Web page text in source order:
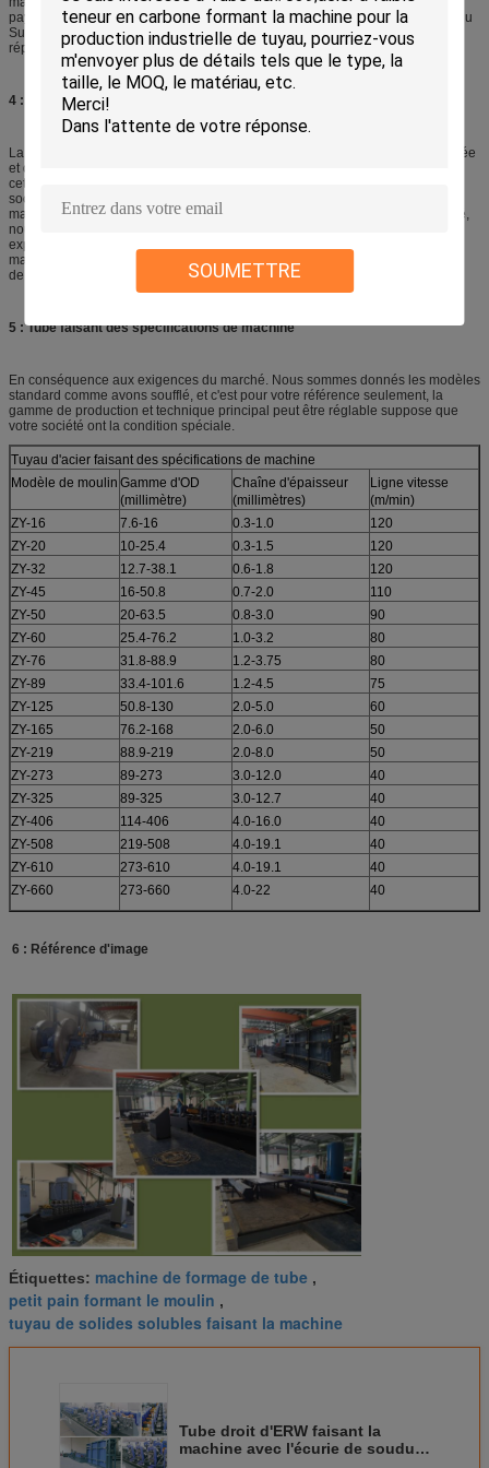
SOUMETTRE
pays, le marché principal comme l'Asie, en Amérique du Nord, en Amérique du
Sud, l'Europe, Moyen-Orient, Asie du Sud-Est et en Afrique. Nous devenons
réputés sur le marché mondial.
4 : Avantage technique
La production de tuyau est une industrie qui ont besoin de la machine qualifiée
et du lien expérimenté de technologie ensemble pour fabriquer les produits,
cette signifie que la machine et l'expérience sont les deux importantes, notre
société sont seulement tuyau d'acier faisant la machine fabriquer qui l'auto-
machine d'utilisation pour produire les tubes en acier dans la grande quantité,
nous améliorent notre machine avec les courir pour obtenir la technologie
expérimentée. Choisissez-nous, vous sont obtiennent non seulement la
machine de nous, vous sont l'obtiennent également a éprouvé la technologie
de nous.
5 : Tube faisant des spécifications de machine
En conséquence aux exigences du marché. Nous sommes donnés les modèles
standard comme avons soufflé, et c'est pour votre référence seulement, la
gamme de production et technique principal peut être réglable suppose que
votre société ont la condition spéciale.
Tuyau d'acier faisant des spécifications de machine
Modèle de moulin Gamme d'OD
(millimètre)
Chaîne d'épaisseur
(millimètres)
Ligne vitesse
(m/min)
ZY-16
7.6-16 0.3-1.0
120
ZY-20
10-25.4 0.3-1.5
120
ZY-32
12.7-38.1 0.6-1.8
120
ZY-45
16-50.8 0.7-2.0
110
ZY-50
20-63.5 0.8-3.0
90
ZY-60
25.4-76.2 1.0-3.2
80
ZY-76
31.8-88.9 1.2-3.75
80
ZY-89
33.4-101.6 1.2-4.5
75
ZY-125
50.8-130 2.0-5.0
60
ZY-165
76.2-168 2.0-6.0
50
ZY-219
88.9-219 2.0-8.0
50
ZY-273
89-273 3.0-12.0
40
ZY-325
89-325 3.0-12.7
40
ZY-406
114-406 4.0-16.0
40
ZY-508
219-508 4.0-19.1
40
ZY-610
273-610 4.0-19.1
40
ZY-660
273-660 4.0-22 40
6 : Référence d'image
Étiquettes: machine de formage de tube ,
petit pain formant le moulin ,
tuyau de solides solubles faisant la machine
Tube droit d'ERW faisant la
machine avec l'écurie de soudure